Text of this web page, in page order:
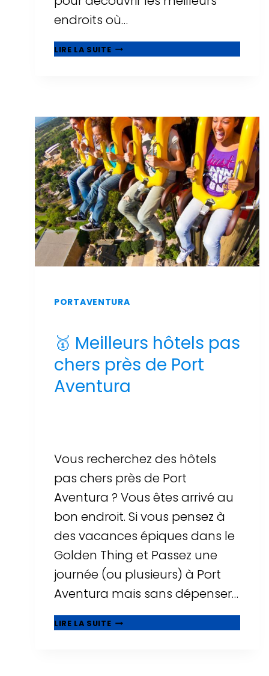
endroits où…
LIRE LA SUITE21
MEILLEURS
ADAPTÉS
AUX
BÉBÉS
ET
AUX
TOUT-
PETITS
PORTAVENTURA
🥇 Meilleurs hôtels pas
chers près de Port
Aventura
Vous recherchez des hôtels
pas chers près de Port
Aventura ? Vous êtes arrivé au
bon endroit. Si vous pensez à
des vacances épiques dans le
Golden Thing et Passez une
journée (ou plusieurs) à Port
Aventura mais sans dépenser…
LIRE LA SUITE🥇
MEILLEURS